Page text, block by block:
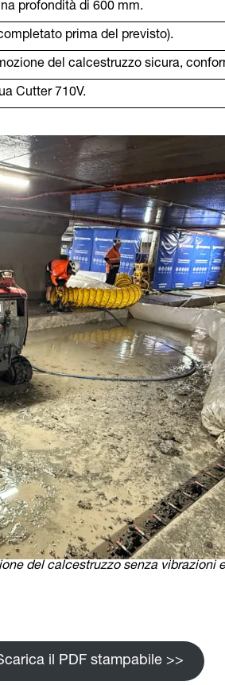
profondità di 600 mm.
prima del previsto).
del calcestruzzo sicura,
Cutter 710V.
del calcestruzzo senza
il PDF stampabile >>